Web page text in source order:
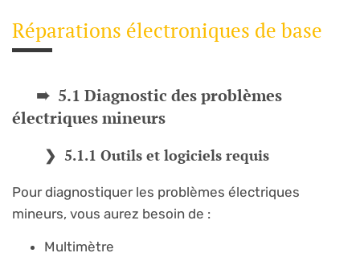
Réparations électroniques de base
5.1 Diagnostic des problèmes
électriques mineurs
5.1.1 Outils et logiciels requis
Pour diagnostiquer les problèmes électriques
mineurs, vous aurez besoin de :
Multimètre